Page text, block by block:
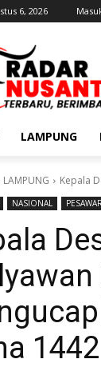
6, 2026
LAMPUNG
LAMPUNG Kepala
NASIONAL